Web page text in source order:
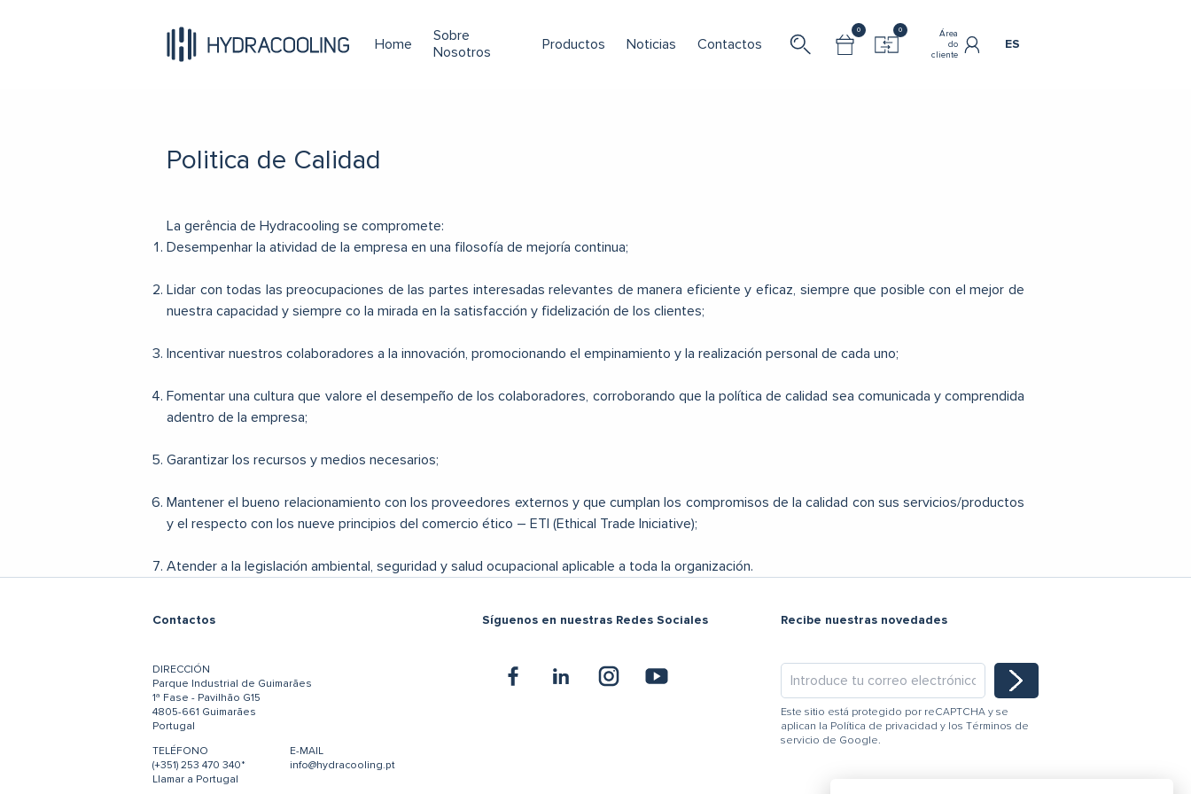
Home
Sobre
Nosotros
Productos Noticias Contactos
0 0
Área
do
cliente
ES
Politica de Calidad
La gerência de Hydracooling se compromete:
Desempenhar la atividad de la empresa en una filosofía de mejoría continua;
Lidar con todas las preocupaciones de las partes interesadas relevantes de manera eficiente y eficaz, siempre que posible con el mejor de
nuestra capacidad y siempre co la mirada en la satisfacción y fidelización de los clientes;
Incentivar nuestros colaboradores a la innovación, promocionando el empinamiento y la realización personal de cada uno;
Fomentar una cultura que valore el desempeño de los colaboradores, corroborando que la política de calidad sea comunicada y comprendida
adentro de la empresa;
Garantizar los recursos y medios necesarios;
Mantener el bueno relacionamiento con los proveedores externos y que cumplan los compromisos de la calidad con sus servicios/productos
y el respecto con los nueve principios del comercio ético – ETI (Ethical Trade Iniciative);
Atender a la legislación ambiental, seguridad y salud ocupacional aplicable a toda la organización.
Contactos
DIRECCIÓN
Parque Industrial de Guimarães
1ª Fase - Pavilhão G15
4805-661 Guimarães
Portugal
TELÉFONO
(+351) 253 470 340*
Llamar a Portugal
E-MAIL
info@hydracooling.pt
Síguenos en nuestras Redes Sociales Recibe nuestras novedades
Este sitio está protegido por reCAPTCHA y se
aplican la Política de privacidad y losTérminos de
servicio de Google.